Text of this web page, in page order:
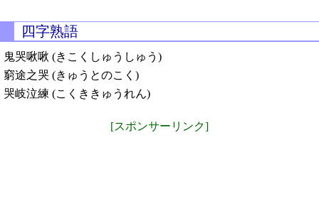
四字熟語
鬼哭啾啾 (きこくしゅうしゅう)
窮途之哭 (きゅうとのこく)
哭岐泣練 (こくききゅうれん)
[スポンサーリンク]